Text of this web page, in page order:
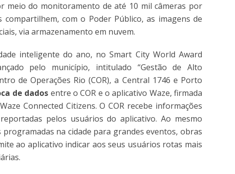
meio do monitoramento de até 10 mil câmeras por
com o Poder Público, as imagens de
via armazenamento em nuvem.
inteligente do ano, no Smart City World Award
pelo município, intitulado “Gestão de Alto
de Operações Rio (COR), a Central 1746 e Porto
de dados entre o COR e o aplicativo Waze, firmada
Connected Citizens. O COR recebe informações
pelos usuários do aplicativo. Ao mesmo
na cidade para grandes eventos, obras
ao aplicativo indicar aos seus usuários rotas mais